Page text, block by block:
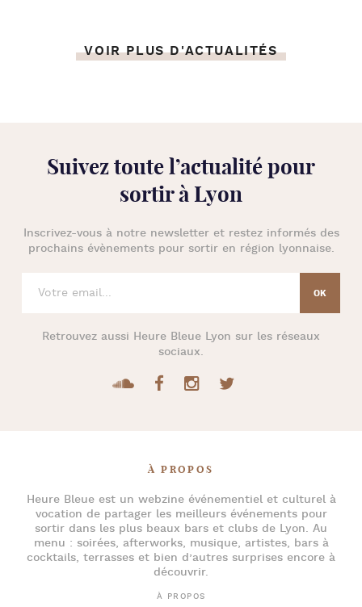
VOIR PLUS D'ACTUALITÉS
Suivez toute l’actualité pour
sortir à Lyon
Inscrivez-vous à notre newsletter et restez informés des
prochains évènements pour sortir en région lyonnaise.
Retrouvez aussi Heure Bleue Lyon sur les réseaux
sociaux.
À PROPOS
Heure Bleueest un webzine événementiel et culturel à
vocation de partager les meilleurs événements pour
sortir dans les plus beaux bars et clubs de Lyon. Au
menu : soirées, afterworks, musique, artistes, bars à
cocktails, terrasses et bien d’autres surprises encore à
découvrir.
À PROPOS